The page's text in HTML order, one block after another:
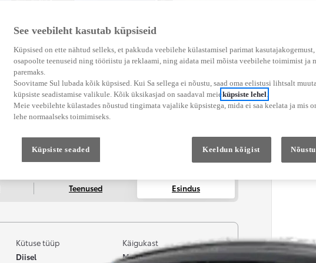
Teenused Esindus
Kütuse tüüp
Diisel
Käigukast
Manuaalne
See veebileht kasutab küpsiseid
Küpsised on ette nähtud selleks, et pakkuda veebilehe külastamisel parimat
osapoolte teenuseid ning tööriistu ja reklaami, ning aidata meil mõista veebilehe toimimist ja
paremaks.
Soovitame Sul lubada kõik küpsised. Kui Sa sellega ei nõustu, saad oma eelistusi lihtsalt
küpsiste seadistamise valikule. Kõik üksikasjad on saadaval meieküpsiste lehel.
Meie veebilehte külastades nõustud tingimata vajalike küpsistega, mida ei saa keelata ja mis
lehe normaalseks toimimiseks.
Küpsiste seaded Keeldun kõigist